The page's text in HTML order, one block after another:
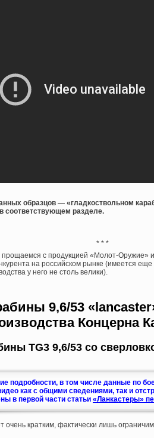
образцов — «гладкоствольном
соответствующем разделе.
* * *
с продукцией «Молот-Оружие»
на российском рынке (имеется
у него не столь велики).
9,6/53
Концерна
TG3 9,6/53 со
подробности, в том числе данные по
как с общими сведениями, так и
в первой части статьи «Ланкастеры»
очень кратким, фактически лишь